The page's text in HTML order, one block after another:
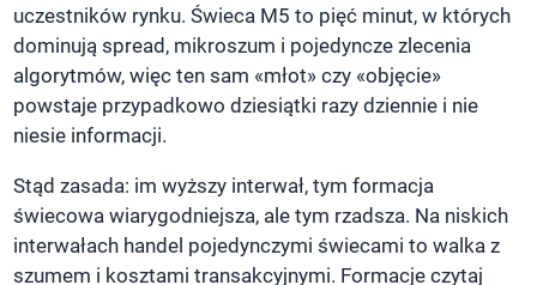
uczestników rynku. Świeca M5 to pięć minut, w których
dominują spread, mikroszum i pojedyncze zlecenia
algorytmów, więc ten sam «młot» czy «objęcie»
powstaje przypadkowo dziesiątki razy dziennie i nie
niesie informacji.
Stąd zasada: im wyższy interwał, tym formacja
świecowa wiarygodniejsza, ale tym rzadsza. Na niskich
interwałach handel pojedynczymi świecami to walka z
szumem i kosztami transakcyjnymi. Formacje czytaj